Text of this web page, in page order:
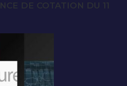
DE COTATION DU 11